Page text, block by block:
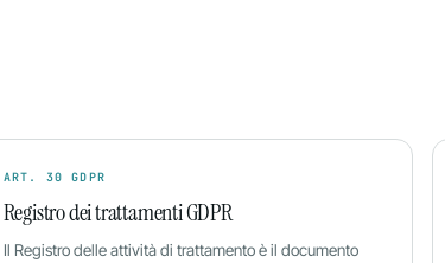
ART. 30 GDPR
Registro dei trattamenti GDPR
Il Registro delle attività di trattamento è il documento